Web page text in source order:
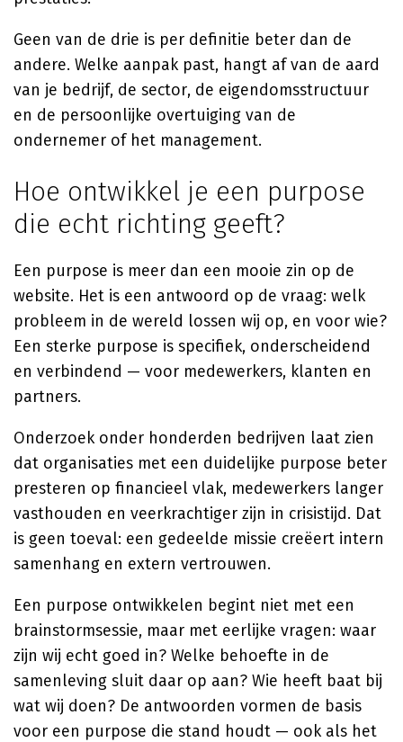
Geen van de drie is per definitie beter dan de
andere. Welke aanpak past, hangt af van de aard
van je bedrijf, de sector, de eigendomsstructuur
en de persoonlijke overtuiging van de
ondernemer of het management.
Hoe ontwikkel je een purpose
die echt richting geeft?
Een purpose is meer dan een mooie zin op de
website. Het is een antwoord op de vraag: welk
probleem in de wereld lossen wij op, en voor wie?
Een sterke purpose is specifiek, onderscheidend
en verbindend — voor medewerkers, klanten en
partners.
Onderzoek onder honderden bedrijven laat zien
dat organisaties met een duidelijke purpose beter
presteren op financieel vlak, medewerkers langer
vasthouden en veerkrachtiger zijn in crisistijd. Dat
is geen toeval: een gedeelde missie creëert intern
samenhang en extern vertrouwen.
Een purpose ontwikkelen begint niet met een
brainstormsessie, maar met eerlijke vragen: waar
zijn wij echt goed in? Welke behoefte in de
samenleving sluit daar op aan? Wie heeft baat bij
wat wij doen? De antwoorden vormen de basis
voor een purpose die stand houdt — ook als het